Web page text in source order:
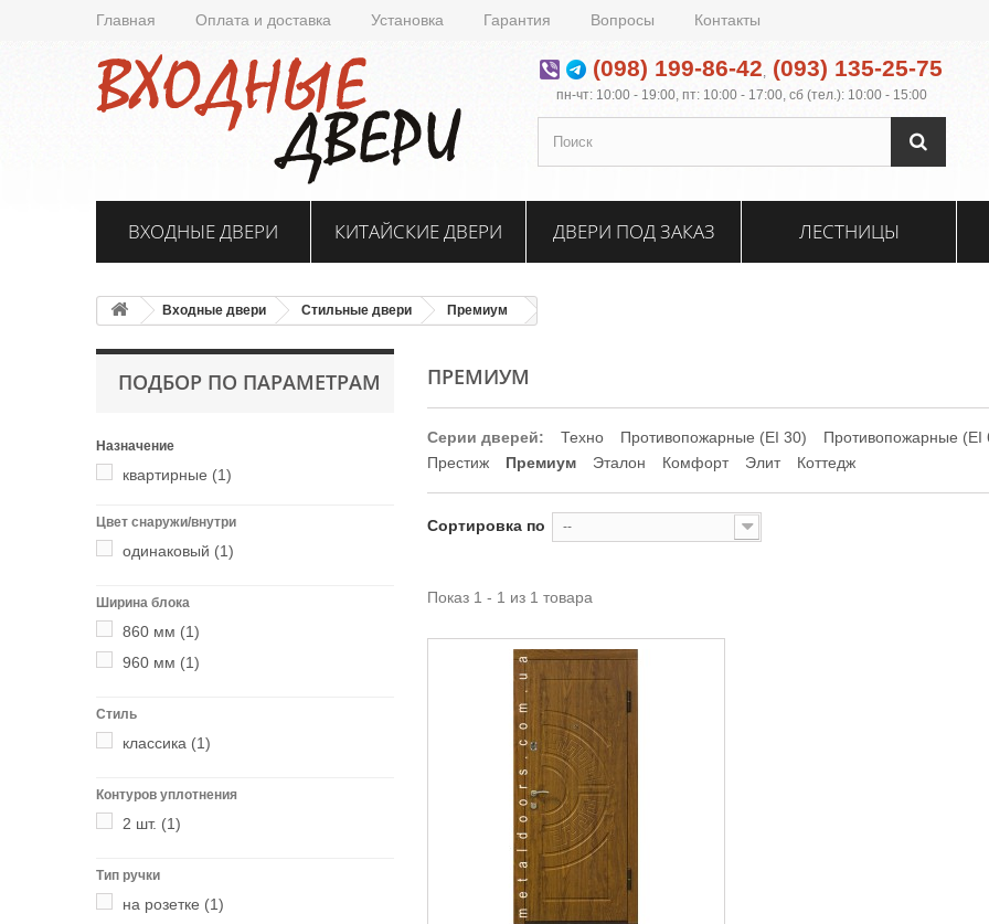
Главная Оплата и доставка Установка Гарантия Вопросы Контакты
(098) 199-86-42, (093) 135-25-75
пн-чт: 10:00 - 19:00, пт: 10:00 - 17:00, сб (тел.): 10:00 - 15:00
ВХОДНЫЕ ДВЕРИ КИТАЙСКИЕ ДВЕРИ ДВЕРИ ПОД ЗАКАЗ ЛЕСТНИЦЫ
Входные двери Стильные двери Премиум
ПОДБОР ПО ПАРАМЕТРАМ
Назначение
квартирные (1)
Цвет снаружи/внутри
одинаковый (1)
Ширина блока
860 мм (1)
960 мм (1)
Стиль
классика (1)
Контуров уплотнения
2 шт. (1)
Тип ручки
на розетке (1)
ПРЕМИУМ
Серии дверей: Техно Противопожарные (EI 30) Противопожарные (EI
Престиж
Премиум Эталон Комфорт Элит Коттедж
Сортировка по --
Показ 1 - 1 из 1 товара